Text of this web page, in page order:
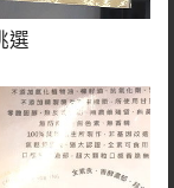
選